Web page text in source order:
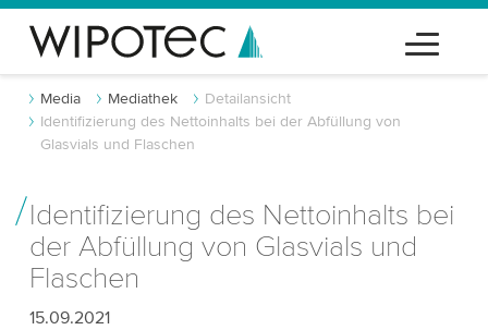
Media Mediathek
Detailansicht
Identifizierung des Nettoinhalts bei der Abfüllung von
Glasvials und Flaschen
Identifizierung des Nettoinhalts bei
der Abfüllung von Glasvials und
Flaschen
15.09.2021